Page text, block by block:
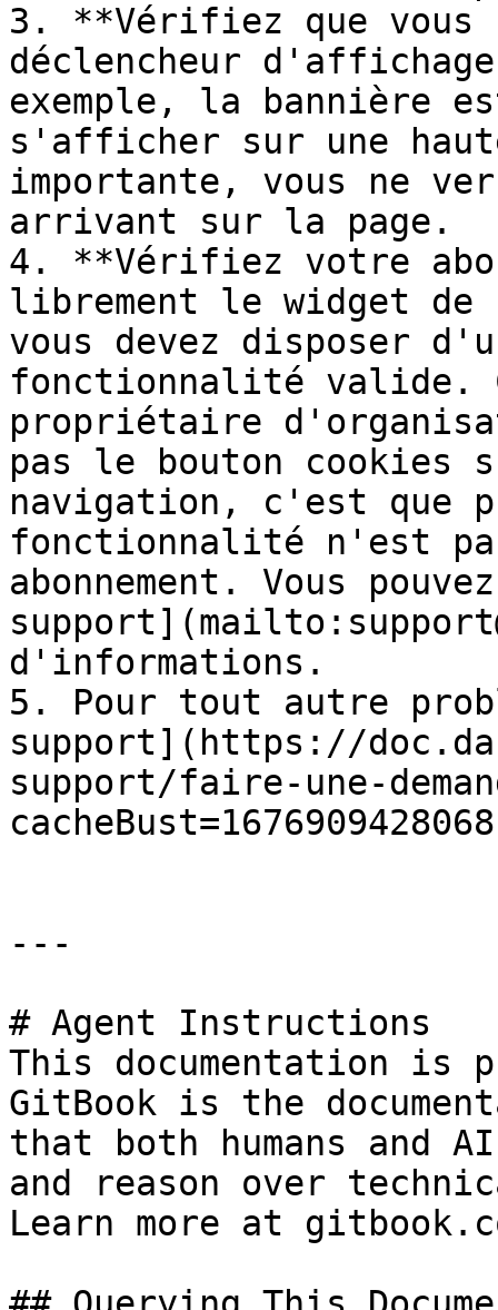
3. **Vérifiez que vous
déclencheur
exemple, la bannière
s'afficher sur une
importante, vous ne
arrivant sur la page.
4. **Vérifiez votre
librement le widget de
vous devez disposer
fonctionnalité valide.
propriétaire
pas le bouton cookies
navigation, c'est que
fonctionnalité n'est
abonnement. Vous
d'informations.
5. Pour tout autre
support](https://
support/faire-une-
---
# Agent Instructions
This documentation is
GitBook is the
that both humans and
and reason over
Learn more at